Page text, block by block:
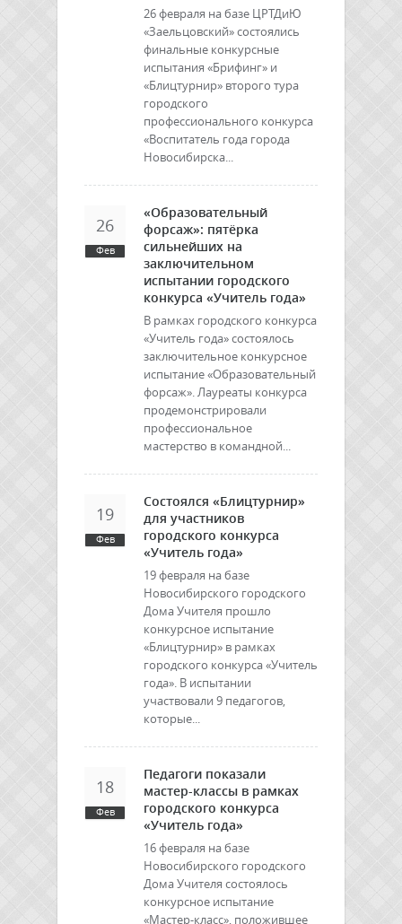
26 февраля на базе ЦРТДиЮ
«Заельцовский» состоялись
финальные конкурсные
испытания «Брифинг» и
«Блицтурнир» второго тура
городского
профессионального конкурса
«Воспитатель года города
Новосибирска...
26
Фев
«Образовательный
форсаж»: пятёрка
сильнейших на
заключительном
испытании городского
конкурса «Учитель года»
В рамках городского конкурса
«Учитель года» состоялось
заключительное конкурсное
испытание «Образовательный
форсаж». Лауреаты конкурса
продемонстрировали
профессиональное
мастерство в командной...
19
Фев
Состоялся «Блицтурнир»
для участников
городского конкурса
«Учитель года»
19 февраля на базе
Новосибирского городского
Дома Учителя прошло
конкурсное испытание
«Блицтурнир» в рамках
городского конкурса «Учитель
года». В испытании
участвовали 9 педагогов,
которые...
18
Фев
Педагоги показали
мастер-классы в рамках
городского конкурса
«Учитель года»
16 февраля на базе
Новосибирского городского
Дома Учителя состоялось
конкурсное испытание
«Мастер-класс», положившее